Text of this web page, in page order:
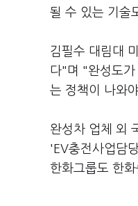
될 수 있는 기술
김필수 대림대
다"며 "완성도가
는 정책이 나와
완성차 업체 외
'EV충전사업담
한화그룹도 한